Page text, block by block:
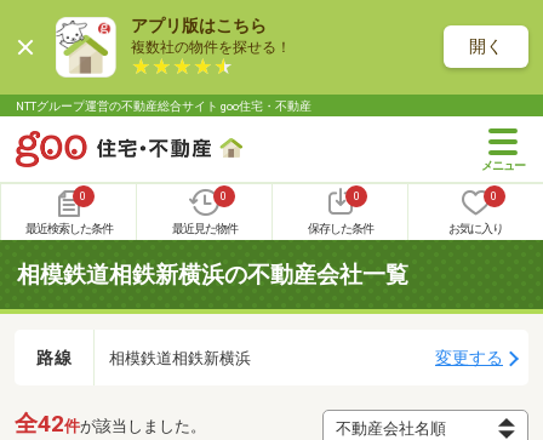
アプリ版はこちら
複数社の物件を探せる！ 開く
NTTグループ運営の不動産総合サイト goo住宅・不動産
0
最近検索した条件
0
最近見た物件
0
保存した条件
0
お気に入り
相模鉄道相鉄新横浜の不動産会社一覧
路線 相模鉄道相鉄新横浜 変更する
全42件が該当しました。